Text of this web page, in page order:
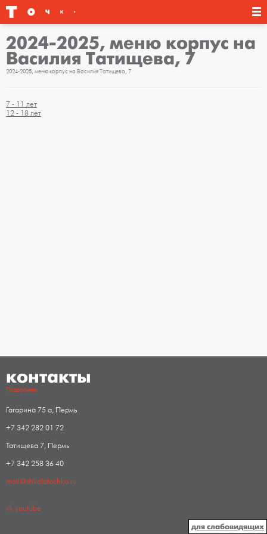
2024-2025, меню корпус на
Василия Татищева, 7
2024-2025, меню корпус на Василия Татищева, 7
7 - 11 лет
12 - 18 лет
контакты
Подробнее
Гагарина 75 а, Пермь
+7 342 282 01 72
Татищева 7, Пермь
+7 342 258 36 40
mail@shkolatochka.ru
vkyoutube
для слабовидящих